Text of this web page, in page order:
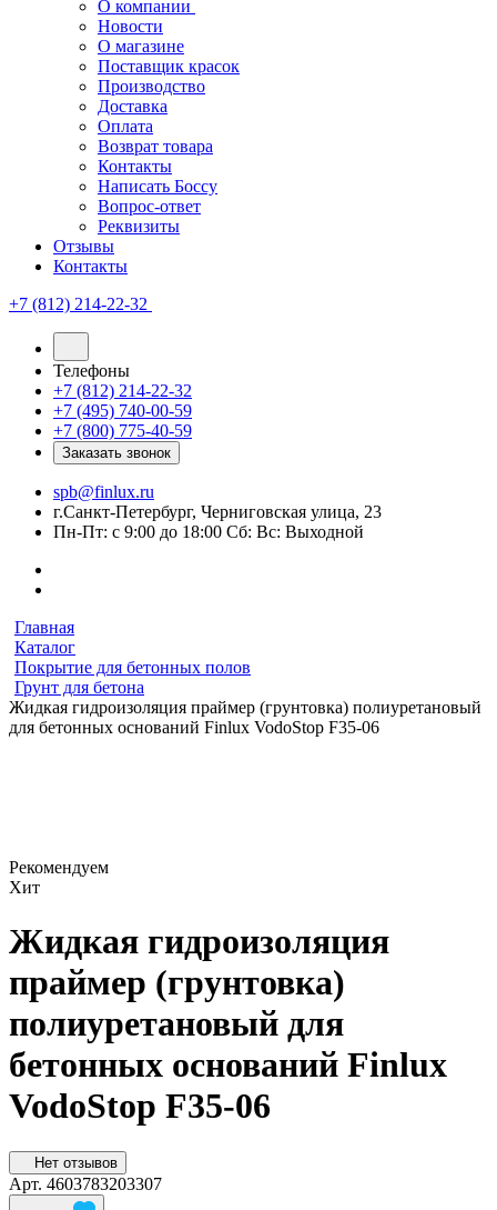
О компании
Новости
О магазине
Поставщик красок
Производство
Доставка
Оплата
Возврат товара
Контакты
Написать Боссу
Вопрос-ответ
Реквизиты
Отзывы
Контакты
+7 (812) 214-22-32
Телефоны
+7 (812) 214-22-32
+7 (495) 740-00-59
+7 (800) 775-40-59
Заказать звонок
spb@finlux.ru
г.Санкт-Петербург, Черниговская улица, 23
Пн-Пт: с 9:00 до 18:00 Сб: Вс: Выходной
Главная
Каталог
Покрытие для бетонных полов
Грунт для бетона
Жидкая гидроизоляция праймер (грунтовка) полиуретановый
для бетонных оснований Finlux VodoStop F35-06
Рекомендуем
Хит
Жидкая гидроизоляция
праймер (грунтовка)
полиуретановый для
бетонных оснований Finlux
VodoStop F35-06
Нет отзывов
Арт. 4603783203307